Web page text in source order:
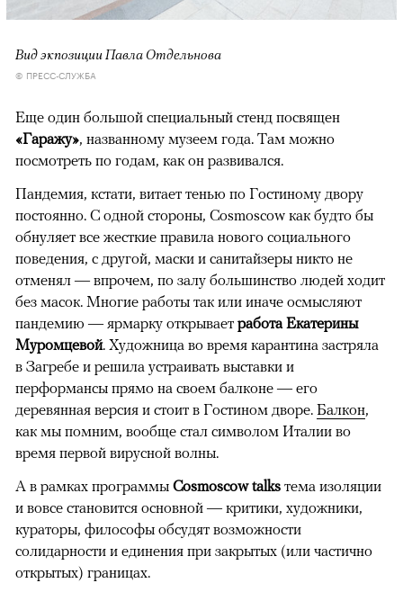
Вид экпозиции Павла Отдельнова
© ПРЕСС-СЛУЖБА
Еще один большой специальный стенд посвящен
«Гаражу», названному музеем года. Там можно
посмотреть по годам, как он развивался.
Пандемия, кстати, витает тенью по Гостиному двору
постоянно. С одной стороны, Cosmoscow как будто бы
обнуляет все жесткие правила нового социального
поведения, с другой, маски и санитайзеры никто не
отменял — впрочем, по залу большинство людей ходит
без масок. Многие работы так или иначе осмысляют
пандемию — ярмарку открывает работа Екатерины
Муромцевой. Художница во время карантина застряла
в Загребе и решила устраивать выставки и
перформансы прямо на своем балконе — его
деревянная версия и стоит в Гостином дворе. Балкон,
как мы помним, вообще стал символом Италии во
время первой вирусной волны.
А в рамках программы Cosmoscow talks тема изоляции
и вовсе становится основной — критики, художники,
кураторы, философы обсудят возможности
солидарности и единения при закрытых (или частично
открытых) границах.